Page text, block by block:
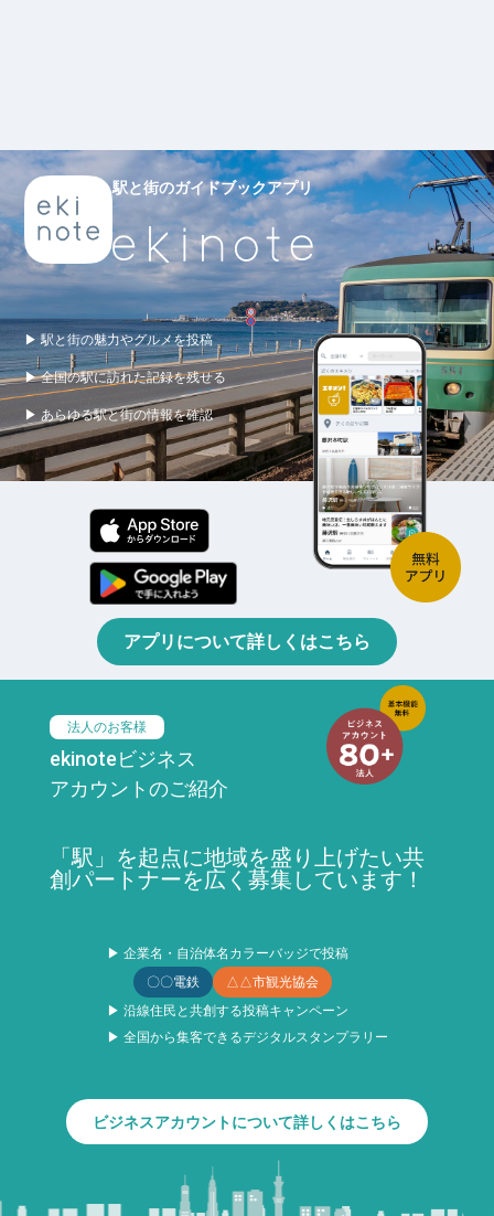
駅と街のガイドブックアプリ
▶ 駅と街の魅力やグルメを投稿
▶ 全国の駅に訪れた記録を残せる
▶ あらゆる駅と街の情報を確認
アプリについて詳しくはこちら
法人のお客様
ekinoteビジネス
アカウントのご紹介
「駅」を起点に地域を盛り上げたい共
創パートナーを広く募集しています！
▶ 企業名・自治体名カラーバッジで投稿
〇〇電鉄
△△市観光協会
▶ 沿線住民と共創する投稿キャンペーン
▶ 全国から集客できるデジタルスタンプラリー
ビジネスアカウントについて詳しくはこちら